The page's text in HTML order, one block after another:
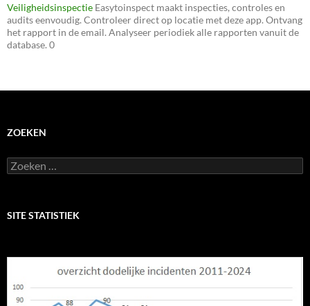
Veiligheidsinspectie Easytoinspect maakt inspecties, controles en
audits eenvoudig. Controleer direct op locatie met deze app. Ontvang
het rapport in de email. Analyseer periodiek alle rapporten vanuit de
database. 0
ZOEKEN
Zoeken
naar:
SITE STATISTIEK